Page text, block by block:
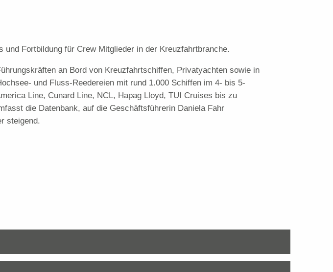
Fortbildung für Crew Mitglieder in der Kreuzfahrtbranche.
an Bord von Kreuzfahrtschiffen, Privatyachten sowie in
und Fluss-Reedereien mit rund 1.000 Schiffen im 4- bis 5-
Line, Cunard Line, NCL, Hapag Lloyd, TUI Cruises bis zu
die Datenbank, auf die Geschäftsführerin Daniela Fahr
steigend.